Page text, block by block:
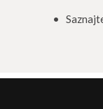
•